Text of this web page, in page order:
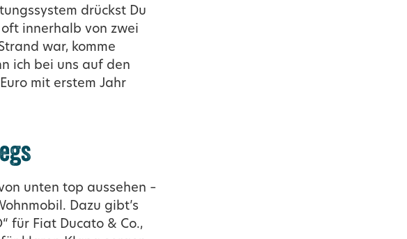
drückst Du
innerhalb von zwei
war, komme
ich bei uns auf den
mit erstem Jahr
unten top aussehen –
Dazu gibt’s
für Fiat Ducato & Co.,